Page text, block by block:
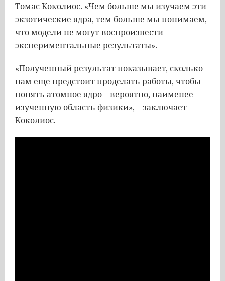
Томас Коколиос. «Чем больше мы изучаем эти
экзотические ядра, тем больше мы понимаем,
что модели не могут воспроизвести
экспериментальные результаты».
«Полученный результат показывает, сколько
нам еще предстоит проделать работы, чтобы
понять атомное ядро – вероятно, наименее
изученную область физики», – заключает
Коколиос.